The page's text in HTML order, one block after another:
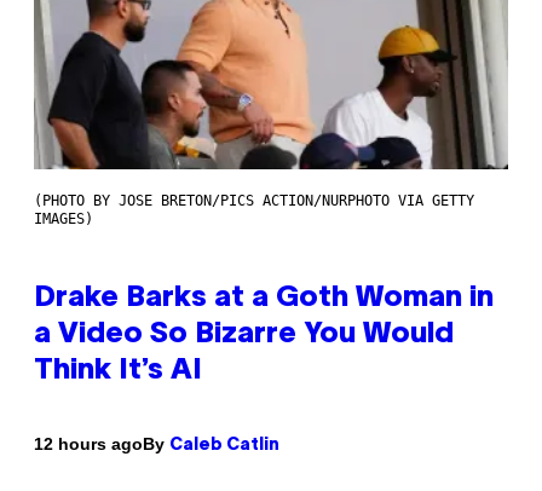
(PHOTO BY JOSE BRETON/PICS ACTION/NURPHOTO VIA GETTY
IMAGES)
Drake Barks at a Goth Woman in
a Video So Bizarre You Would
Think It’s AI
12 hours agoBy Caleb Catlin